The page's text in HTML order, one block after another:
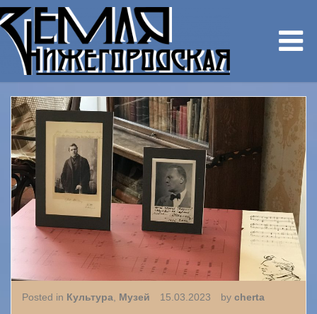
Posted in Культура Музей 15.03.2023 by cherta